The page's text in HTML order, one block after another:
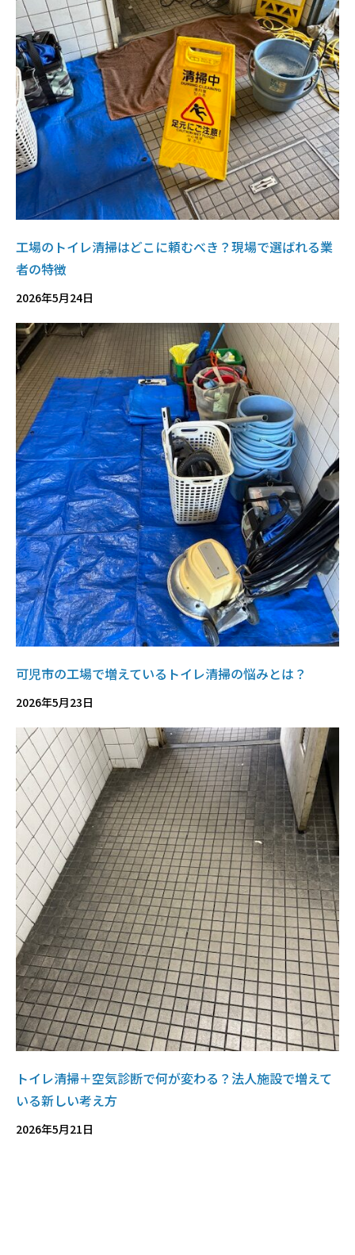
工場のトイレ清掃はどこに頼むべき？現場で選ばれる業
者の特徴
2026年5月24日
可児市の工場で増えているトイレ清掃の悩みとは？
2026年5月23日
トイレ清掃＋空気診断で何が変わる？法人施設で増えて
いる新しい考え方
2026年5月21日